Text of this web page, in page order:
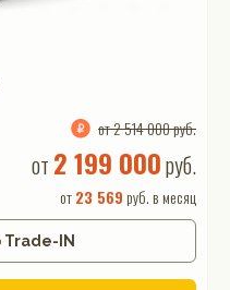
от 2 514 000 руб.
от 2 199 000руб.
от23 569 руб. в месяц
IN